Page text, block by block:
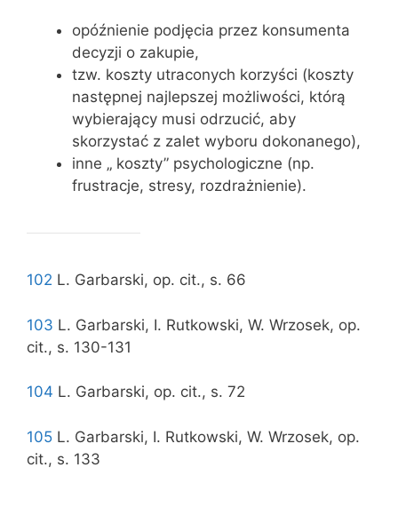
opóźnienie podjęcia przez konsumenta
decyzji o zakupie,
tzw. koszty utraconych korzyści (koszty
następnej najlepszej możliwości, którą
wybierający musi odrzucić, aby
skorzystać z zalet wyboru dokonanego),
inne „ koszty” psychologiczne (np.
frustracje, stresy, rozdrażnienie).
102 L. Garbarski, op. cit., s. 66
103 L. Garbarski, I. Rutkowski, W. Wrzosek, op.
cit., s. 130-131
104 L. Garbarski, op. cit., s. 72
105 L. Garbarski, I. Rutkowski, W. Wrzosek, op.
cit., s. 133